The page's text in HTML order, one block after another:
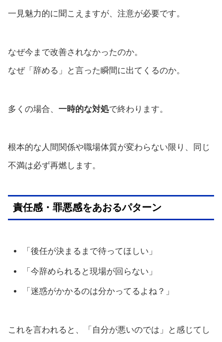
一見魅力的に聞こえますが、注意が必要です。
なぜ今まで改善されなかったのか。
なぜ「辞める」と言った瞬間に出てくるのか。
多くの場合、 一時的な対処で終わります。
根本的な人間関係や職場体質が変わらない限り、同じ
不満は必ず再燃します。
責任感・罪悪感をあおるパターン
「後任が決まるまで待ってほしい」
「今辞められると現場が回らない」
「迷惑がかかるのは分かってるよね？」
これを言われると、「自分が悪いのでは」と感じてし